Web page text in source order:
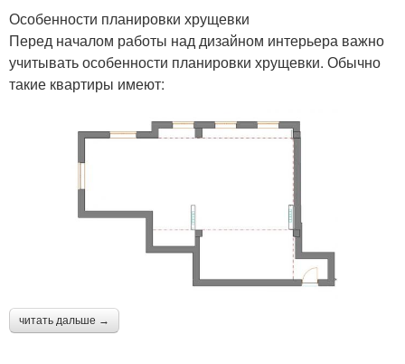
Особенности планировки хрущевки
Перед началом работы над дизайном интерьера важно
учитывать особенности планировки хрущевки. Обычно
такие квартиры имеют:
читать дальше →